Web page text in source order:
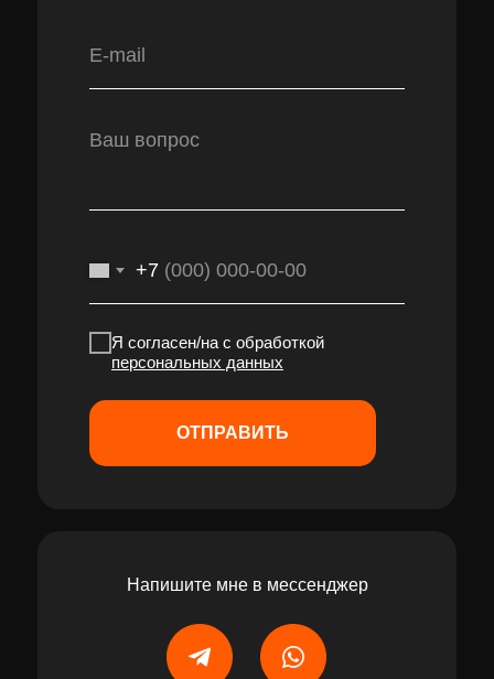
+7
Я согласен/на с обработкой
персональных данных
ОТПРАВИТЬ
Напишите мне в мессенджер